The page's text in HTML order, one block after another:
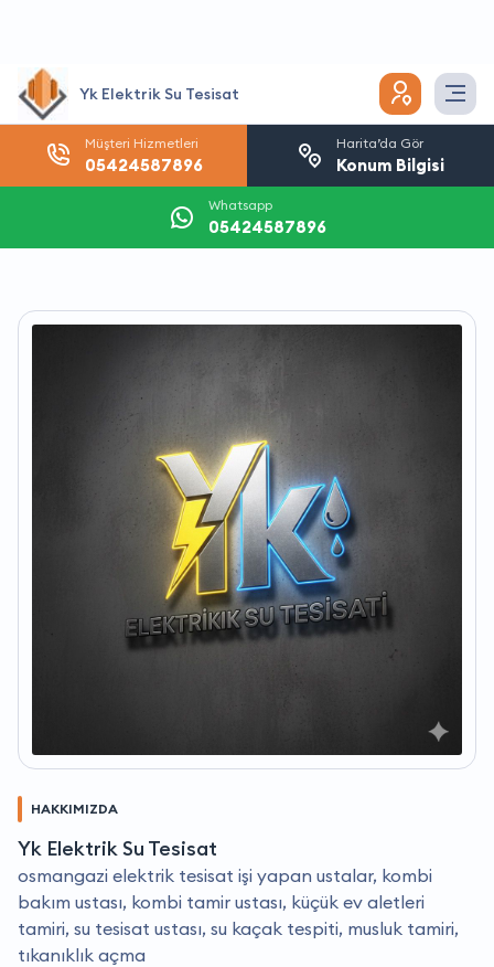
Yk Elektrik Su Tesisat
Müşteri Hizmetleri
05424587896
Harita’da Gör
Konum Bilgisi
Whatsapp
05424587896
HAKKIMIZDA
Yk Elektrik Su Tesisat
osmangazi elektrik tesisat i̇şi yapan ustalar, kombi
bakım ustası, kombi tamir ustası, küçük ev aletleri
tamiri, su tesisat ustası, su kaçak tespiti, musluk tamiri,
tıkanıklık açma